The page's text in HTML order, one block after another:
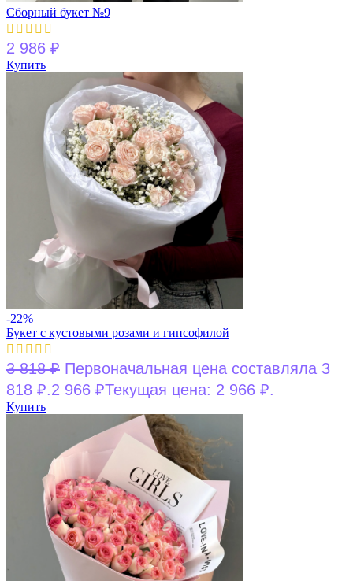
Сборный букет №9
2 986 ₽
Купить
-22%
Букет с кустовыми розами и гипсофилой
3 818₽ Первоначальная цена составляла 3
818 ₽.2 966 ₽Текущая цена: 2 966 ₽.
Купить